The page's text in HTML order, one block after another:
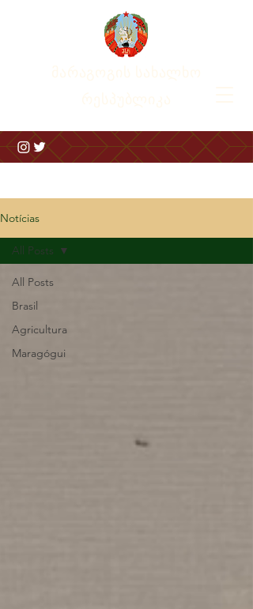
Notícias
All Posts
Brasil
Agricultura
Maragógui
All Posts